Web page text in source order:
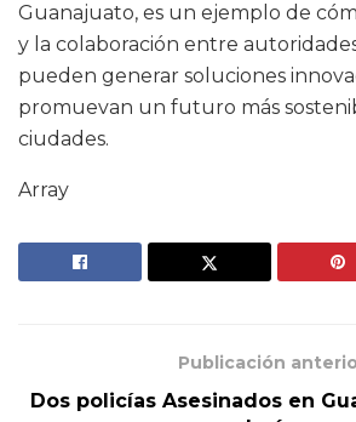
Guanajuato, es un ejemplo de
y la colaboración entre
pueden generar soluciones
promuevan un futuro más
ciudades.
Array
Publicación
Dos policías Asesinados en